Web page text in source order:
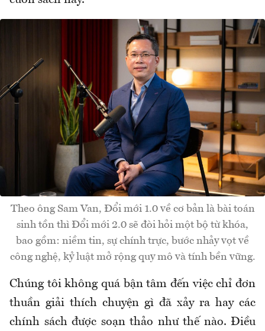
Theo ông Sam Van, Đổi mới 1.0 về cơ bản là bài toán
sinh tồn thì Đổi mới 2.0 sẽ đòi hỏi một bộ từ khóa,
bao gồm: niềm tin, sự chính trực, bước nhảy vọt về
công nghệ, kỷ luật mở rộng quy mô và tính bền vững.
Chúng tôi không quá bận tâm đến việc chỉ đơn
thuần giải thích chuyện gì đã xảy ra hay các
chính sách được soạn thảo như thế nào. Điều